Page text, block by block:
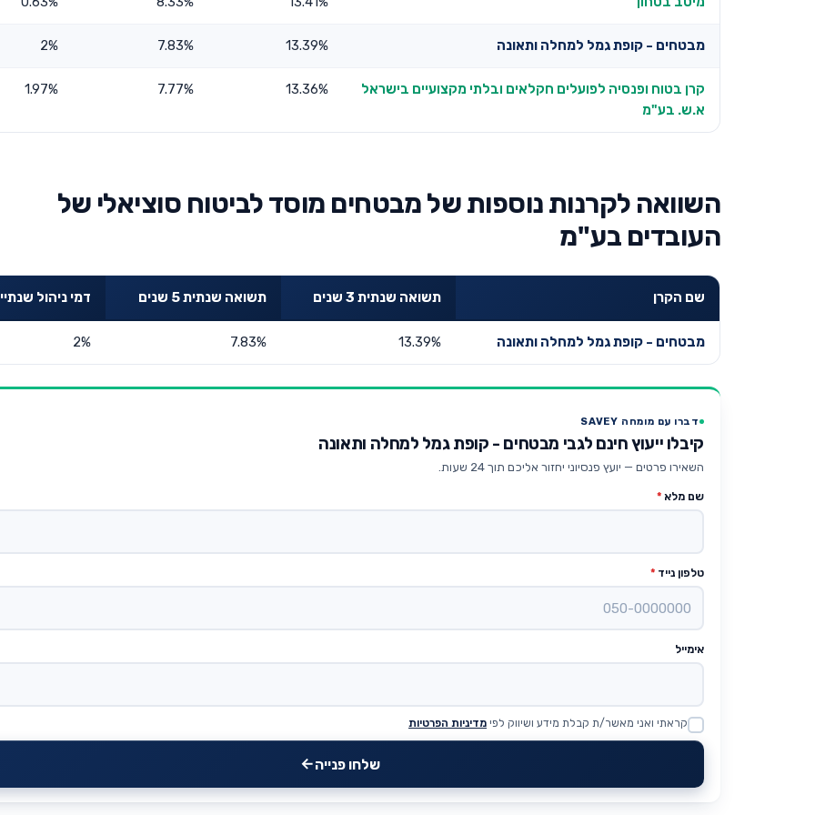
מבטחים - קופת גמל למחלה ותאונה 13.39%
7.83%
2%
קרן בטוח ופנסיה לפועלים חקלאים ובלתי מקצועיים בישראל
א.ש. בע"מ
13.36%
7.77%
1.97%
השוואה לקרנות נוספות של מבטחים מוסד לביטוח סוציאלי של
העובדים בע"מ
שם הקרן תשואה שנתית 3 שנים תשואה שנתית 5 שנים דמי ניהול
מבטחים - קופת גמל למחלה ותאונה 13.39%
7.83%
2%
דברו עם מומחה SAVEY
קיבלו ייעוץ חינם לגבי מבטחים - קופת גמל למחלה ותאונה
השאירו פרטים — יועץ פנסיוני יחזור אליכם תוך 24 שעות.
שם מלא *
טלפון נייד *
אימייל
Website
קראתי ואני מאשר/ת קבלת מידע ושיווק לפי מדיניות הפרטיות
שלחו פנייה